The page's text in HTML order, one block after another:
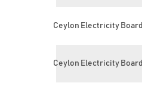
Ceylon Electricity Board
Ceylon Electricity Board